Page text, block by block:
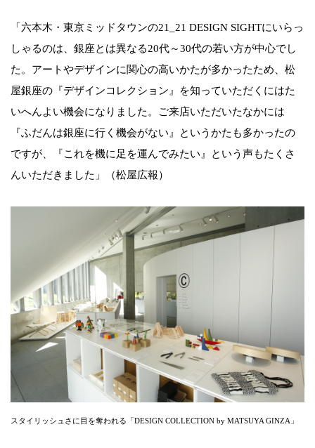
「六本木・東京ミッドタウンの21_21 DESIGN SIGHTにいらっ
しゃるのは、銀座とは異なる20代～30代の若い方が中心でし
た。アートやデザインに関心の高いかたが多かったため、松
屋銀座の『デザインコレクション』を知っていただくにはた
いへんよい機会になりました。ご来店いただいたなかには
『ふだんは銀座に行く機会がない』というかたも多かったの
ですが、『これを機に足を運んでみたい』という声もたくさ
んいただきました」（松屋広報）
スタイリッシュさに目を奪われる「DESIGN COLLECTION by MATSUYA GINZA」